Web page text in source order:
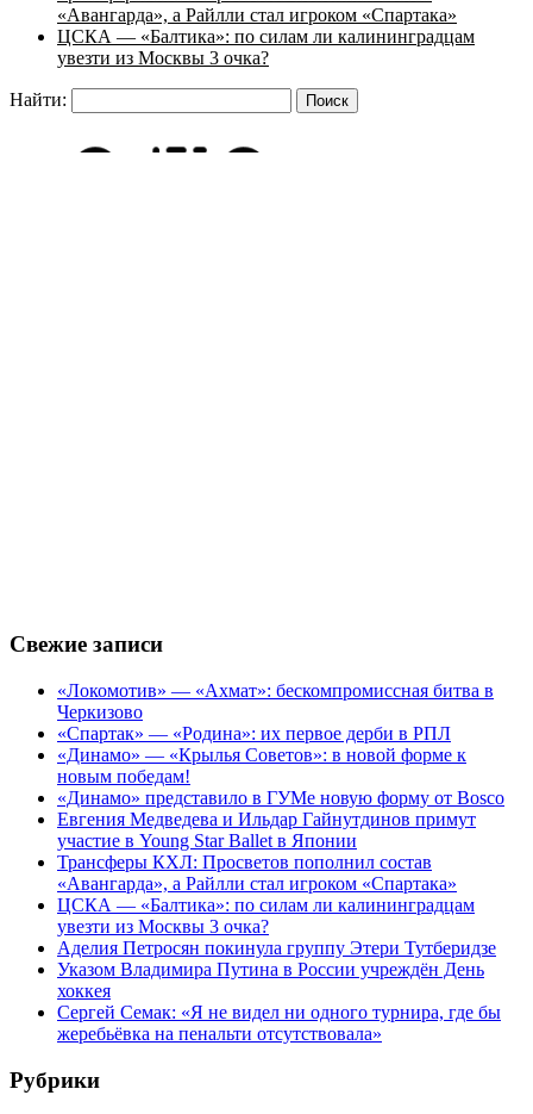
«Авангарда», а Райлли стал игроком «Спартака»
ЦСКА — «Балтика»: по силам ли калининградцам
увезти из Москвы 3 очка?
Найти:
Свежие записи
«Локомотив» — «Ахмат»: бескомпромиссная битва в
Черкизово
«Спартак» — «Родина»: их первое дерби в РПЛ
«Динамо» — «Крылья Советов»: в новой форме к
новым победам!
«Динамо» представило в ГУМе новую форму от Bosco
Евгения Медведева и Ильдар Гайнутдинов примут
участие в Young Star Ballet в Японии
Трансферы КХЛ: Просветов пополнил состав
«Авангарда», а Райлли стал игроком «Спартака»
ЦСКА — «Балтика»: по силам ли калининградцам
увезти из Москвы 3 очка?
Аделия Петросян покинула группу Этери Тутберидзе
Указом Владимира Путина в России учреждён День
хоккея
Сергей Семак: «Я не видел ни одного турнира, где бы
жеребьёвка на пенальти отсутствовала»
Рубрики